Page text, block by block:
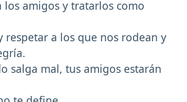
los amigos y tratarlos como
respetar a los que nos rodean y
salga mal, tus amigos estarán